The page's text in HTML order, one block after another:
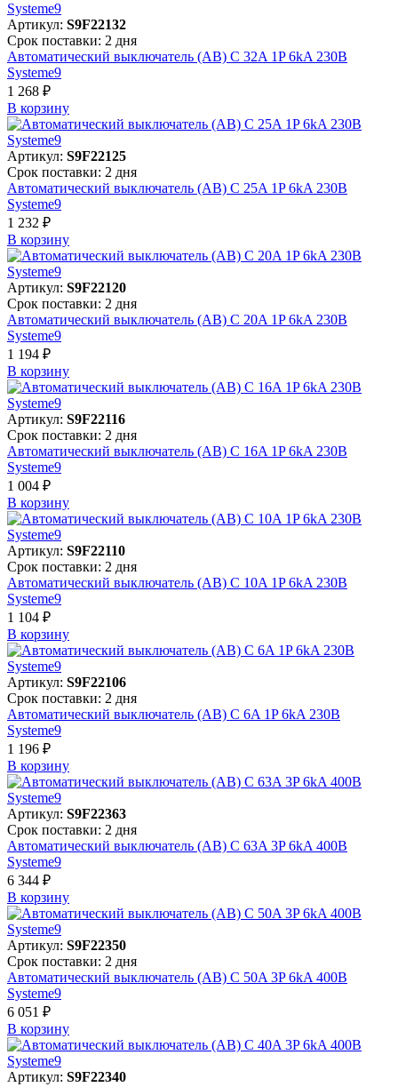
Артикул: S9F22132
Срок поставки: 2 дня
Автоматический выключатель (АВ) C 32A 1P 6kA 230В
Systeme9
1 268 ₽
В корзинy
Артикул: S9F22125
Срок поставки: 2 дня
Автоматический выключатель (АВ) C 25A 1P 6kA 230В
Systeme9
1 232 ₽
В корзинy
Артикул: S9F22120
Срок поставки: 2 дня
Автоматический выключатель (АВ) C 20A 1P 6kA 230В
Systeme9
1 194 ₽
В корзинy
Артикул: S9F22116
Срок поставки: 2 дня
Автоматический выключатель (АВ) C 16A 1P 6kA 230В
Systeme9
1 004 ₽
В корзинy
Артикул: S9F22110
Срок поставки: 2 дня
Автоматический выключатель (АВ) C 10A 1P 6kA 230В
Systeme9
1 104 ₽
В корзинy
Артикул: S9F22106
Срок поставки: 2 дня
Автоматический выключатель (АВ) C 6A 1P 6kA 230В
Systeme9
1 196 ₽
В корзинy
Артикул: S9F22363
Срок поставки: 2 дня
Автоматический выключатель (АВ) C 63A 3P 6kA 400В
Systeme9
6 344 ₽
В корзинy
Артикул: S9F22350
Срок поставки: 2 дня
Автоматический выключатель (АВ) C 50A 3P 6kA 400В
Systeme9
6 051 ₽
В корзинy
Артикул: S9F22340